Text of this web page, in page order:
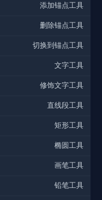
添加锚点工具
删除锚点工具
切换到锚点工具
文字工具
修饰文字工具
直线段工具
矩形工具
椭圆工具
画笔工具
铅笔工具